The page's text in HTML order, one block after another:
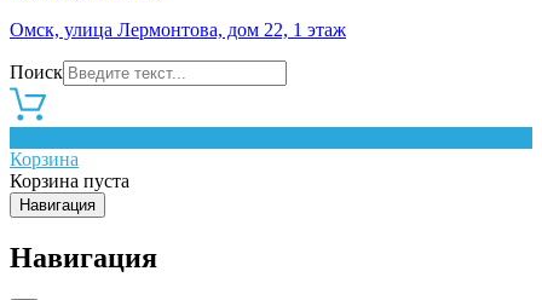
Омск, улица Лермонтова, дом 22, 1 этаж
Поиск
Корзина
Корзина пуста
Навигация
Навигация